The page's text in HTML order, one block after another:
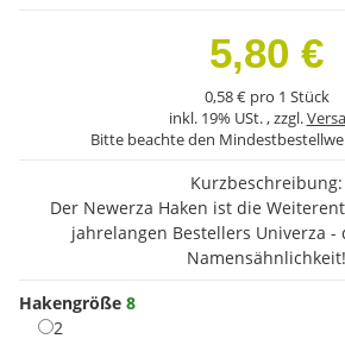
5,80 €
0,58 € pro 1 Stück
inkl. 19% USt. , zzgl.
Bitte beachte den
Kurzbeschreibung:
Der Newerza Haken ist die
jahrelangen Bestellers Univerza -
Namensähnlichkeit!
Hakengröße 8
2